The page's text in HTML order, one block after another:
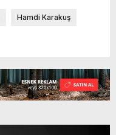
Hamdi Karakuş